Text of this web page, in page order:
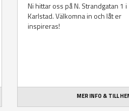
Ni hittar oss på N. Strandgatan 1 i
Karlstad. Välkomna in och låt er
inspireras!
MER INFO & TILL